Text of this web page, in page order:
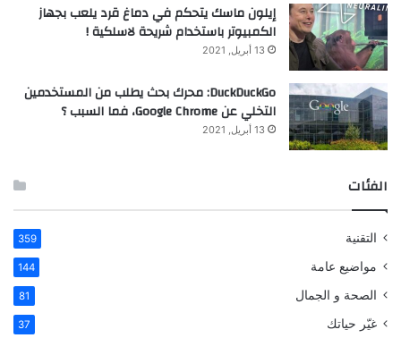
إيلون ماسك يتحكم في دماغ قرد يلعب بجهاز
الكمبيوتر باستخدام شريحة لاسلكية !
13 أبريل, 2021
DuckDuckGo: محرك بحث يطلب من المستخدمين
التخلي عن Google Chrome، فما السبب ؟
13 أبريل, 2021
الفئات
التقنية 359
مواضيع عامة 144
الصحة و الجمال 81
غيّر حياتك 37